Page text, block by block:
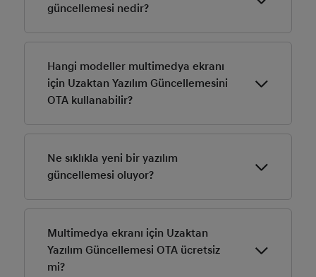
güncellemesi nedir?
multimedya ekranı yazılımını indirebilir ve
yükleyebilirsiniz.
Hangi modeller multimedya ekranı
için Uzaktan Yazılım Güncellemesini
OTA kullanabilir?
Yazılım Güncellemesine OTA uygundur.
Ne sıklıkla yeni bir yazılım
güncellemesi oluyor?
güncellenir.
Multimedya ekranı için Uzaktan
Yazılım Güncellemesi OTA ücretsiz
mi?